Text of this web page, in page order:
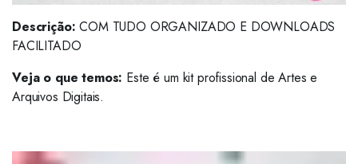
Descrição: COM TUDO ORGANIZADO E DOWNLOADS
FACILITADO
Veja o que temos: Este é um kit profissional de Artes e
Arquivos Digitais.